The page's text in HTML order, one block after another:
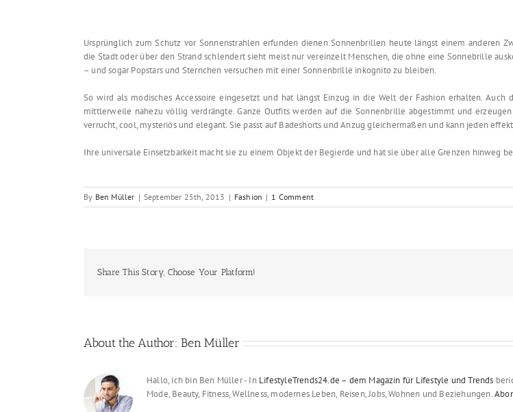
Ursprünglich zum Schutz vor Sonnenstrahlen erfunden dienen Sonnenbrillen heute längst einem anderen
die Stadt oder über den Strand schlendert sieht meist nur vereinzelt Menschen, die ohne eine Sonnebrille
– und sogar Popstars und Sternchen versuchen mit einer Sonnenbrille inkognito zu bleiben.
So wird als modisches Accessoire eingesetzt und hat längst Einzug in die Welt der Fashion erhalten.
mittlerweile nahezu völlig verdrängte. Ganze Outfits werden auf die Sonnenbrille abgestimmt und
verrucht, cool, mysteriös und elegant. Sie passt auf Badeshorts und Anzug gleichermaßen und kann jeden
Ihre universale Einsetzbarkeit macht sie zu einem Objekt der Begierde und hat sie über alle Grenzen hinweg
By Ben Müller | September 25th, 2013 | Fashion | 1 Comment
Share This Story, Choose Your Platform!
About the Author: Ben Müller
Hallo, ich bin Ben Müller - In LifestyleTrends24.de – dem Magazin für Lifestyle und Trends
Mode, Beauty, Fitness, Wellness, modernes Leben, Reisen, Jobs, Wohnen und Beziehungen.